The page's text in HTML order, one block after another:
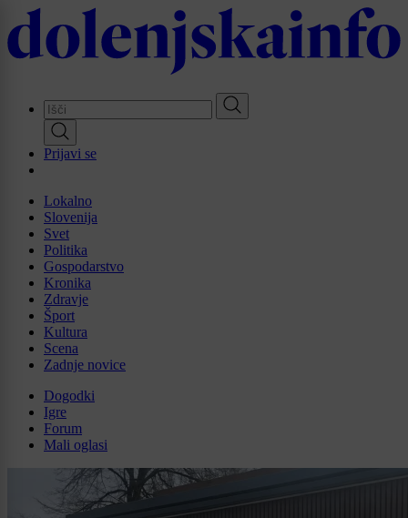
Skip
to
main
Prijavi se
Lokalno
Slovenija
Svet
Politika
Gospodarstvo
Kronika
Zdravje
Šport
Kultura
Scena
Zadnje novice
Dogodki
Igre
Forum
Mali oglasi